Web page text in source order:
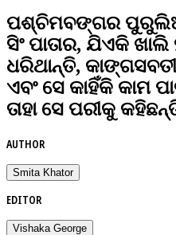
ପଶ୍ଚିମବଙ୍ଗର
ସିଂ ପାତାର, ଯିଏକି
ଧରିଥାନ୍ତି,
ଏବଂ ସେ କାହିଁକି କାମ
ତାହା ସେ ପରୀକୁ
AUTHOR
Smita Khator
EDITOR
Vishaka George